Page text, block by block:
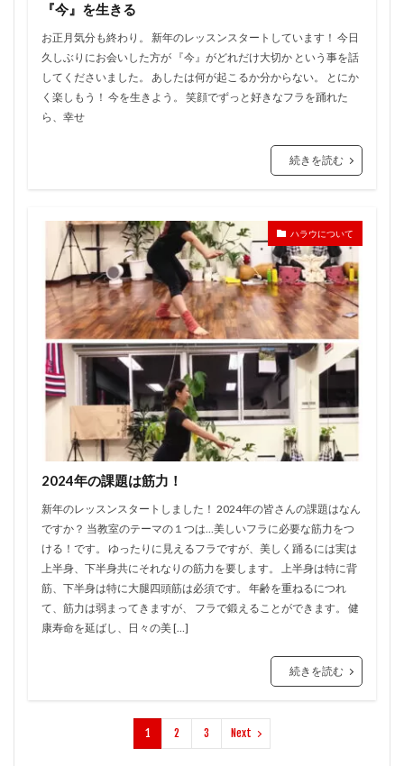
『今』を生きる
お正月気分も終わり。 新年のレッスンスタートしています！ 今日
久しぶりにお会いした方が 『今』がどれだけ大切か という事を話
してくださいました。 あしたは何が起こるか分からない。 とにか
く楽しもう！ 今を生きよう。 笑顔でずっと好きなフラを踊れた
ら、幸せ
続きを読む
ハラウについて
2024年の課題は筋力！
新年のレッスンスタートしました！ 2024年の皆さんの課題はなん
ですか？ 当教室のテーマの１つは…美しいフラに必要な筋力をつ
ける！です。 ゆったりに見えるフラですが、美しく踊るには実は
上半身、下半身共にそれなりの筋力を要します。 上半身は特に背
筋、下半身は特に大腿四頭筋は必須です。 年齢を重ねるにつれ
て、筋力は弱まってきますが、 フラで鍛えることができます。 健
康寿命を延ばし、日々の美 […]
続きを読む
1 2 3 Next